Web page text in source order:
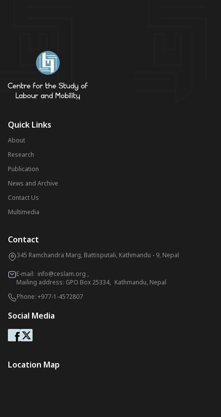
Quick Links
About
Research
Publication
News and Archive
Contact Us
Multimedia
Contact
345 Ramchandra Marg, Battisputali, Kathmandu - 9, Nepal
E-mail: info@ceslam.org ,
Mailing address: GPO Box 25334, Kathmandu, Nepal
Phone: +977-1-4572807
Social Media
Location Map